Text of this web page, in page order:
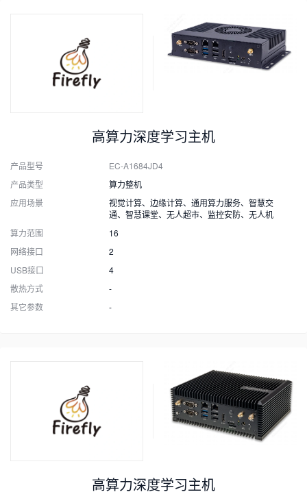
高算力深度学习主机
产品型号
EC-A1684JD4
产品类型
算力整机
应用场景
视觉计算、边缘计算、通用算力服务、智慧交
通、智慧课堂、无人超市、监控安防、无人机
算力范围
16
网络接口
2
USB接口
4
散热方式
-
其它参数
-
高算力深度学习主机